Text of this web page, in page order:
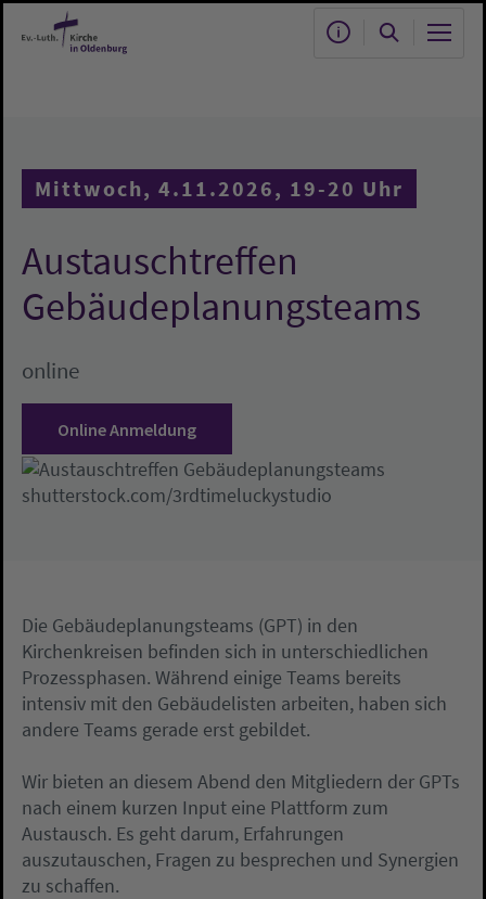
Zum Hauptinhalt springen
Austauschtreffen
Gebäudeplanungsteams
Mittwoch, 4.11.2026, 19-20 Uhr
online
Online Anmeldung
shutterstock.com/3rdtimeluckystudio
Die Gebäudeplanungsteams (GPT) in den
Kirchenkreisen befinden sich in unterschiedlichen
Prozessphasen. Während einige Teams bereits
intensiv mit den Gebäudelisten arbeiten, haben sich
andere Teams gerade erst gebildet.
Wir bieten an diesem Abend den Mitgliedern der GPTs
nach einem kurzen Input eine Plattform zum
Austausch. Es geht darum, Erfahrungen
auszutauschen, Fragen zu besprechen und Synergien
zu schaffen.